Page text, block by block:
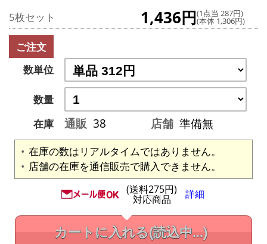
5枚セット 1,436円(1点当 287円)
(本体 1,306円)
ご注文
数単位
数量
在庫
通販 38 店舗 準備無
在庫の数はリアルタイムではありません。
店舗の在庫を通信販売で購入できません。
(送料275円)
対応商品 詳細
カートに入れる(読込中...)